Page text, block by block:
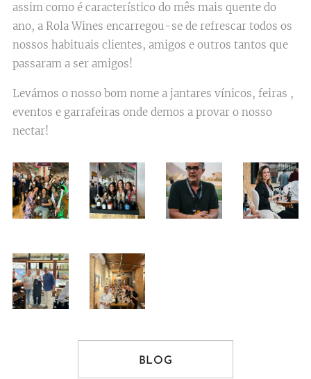
assim como é característico do mês mais quente do
ano, a Rola Wines encarregou-se de refrescar todos os
nossos habituais clientes, amigos e outros tantos que
passaram a ser amigos!
Levámos o nosso bom nome a jantares vínicos, feiras ,
eventos e garrafeiras onde demos a provar o nosso
nectar!
BLOG